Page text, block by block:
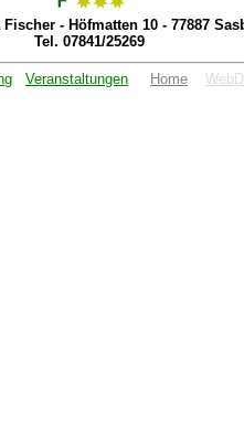
- Höfmatten 10 - 77887
Tel. 07841/25269
Veranstaltungen Home